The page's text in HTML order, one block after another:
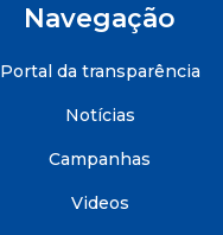
Navegação
Portal da transparência
Notícias
Campanhas
Videos